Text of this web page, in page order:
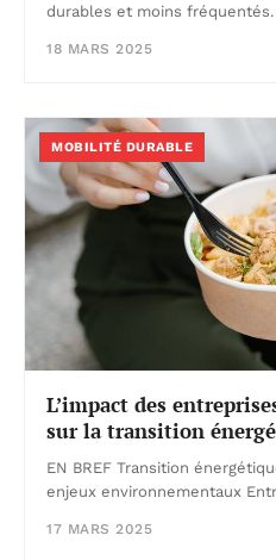
durables et moins fréquentés.
18 MARS 2025
MOBILITÉ DURABLE
L’impact des
sur la transition
EN BREF Transition
enjeux environnementaux
17 MARS 2025